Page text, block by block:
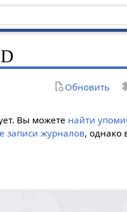
Обновить
Вы можете найти
записи журналов, однако